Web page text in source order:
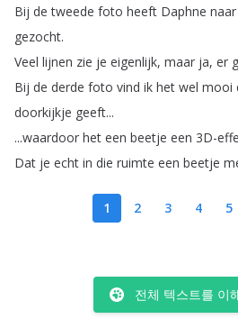
Bij de tweede foto heeft Daphne naar
gezocht.
Veel lijnen zie je eigenlijk, maar ja, er
Bij de derde foto vind ik het wel mooi
doorkijkje geeft...
...waardoor het een beetje een 3D-
Dat je echt in die ruimte een beetje
1 2 3 4 5
전체 텍스트를 이